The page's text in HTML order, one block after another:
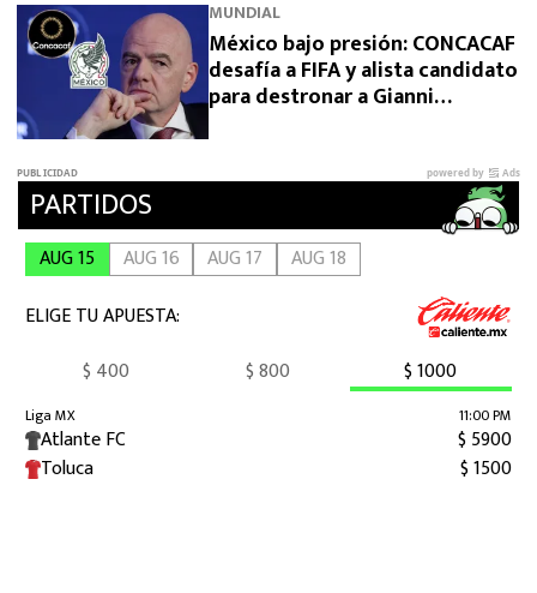
MUNDIAL
México bajo presión: CONCACAF
desafía a FIFA y alista candidato
para destronar a Gianni